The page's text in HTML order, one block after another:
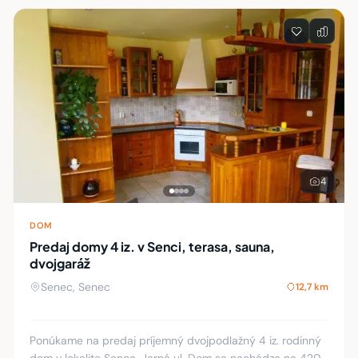
4
DOM
Predaj domy 4 iz. v Senci, terasa, sauna,
dvojgaráž
Senec, Senec 12,7 km
Ponúkame na predaj príjemný dvojpodlažný 4 iz. rodinný